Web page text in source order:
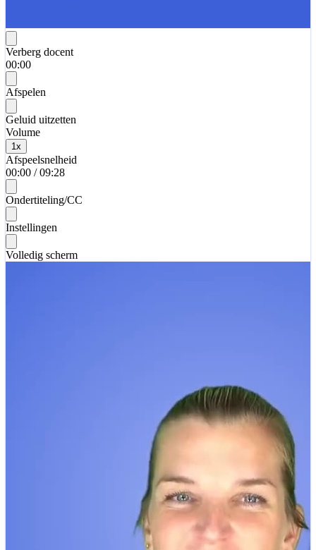
Verberg docent
00:00
Afspelen
Geluid uitzetten
Volume
1 x
Afspeelsnelheid
00:00 / 09:28
Ondertiteling/CC
Instellingen
Volledig scherm